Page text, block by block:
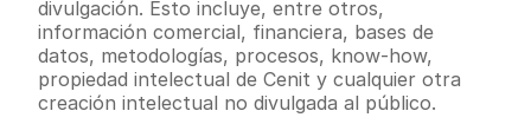
divulgación. Esto incluye, entre otros,
información comercial, financiera, bases de
datos, metodologías, procesos, know-how,
propiedad intelectual de Cenit y cualquier otra
creación intelectual no divulgada al público.